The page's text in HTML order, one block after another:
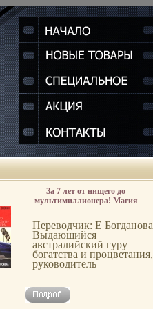
За 7 лет от нищего до
мультимиллионера! Магия
успеха инфо 12081b.
Переводчик: Е Богданова
Выдающийся
австралийский гуру
богатства и процветания,
руководитель
крупнейших семинаров
рассказывает, как он за
семь лет превратился из